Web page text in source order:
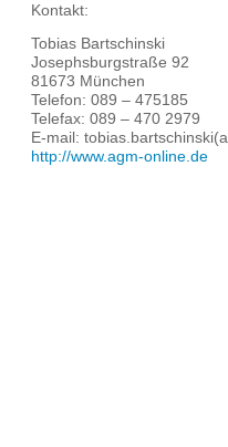
Kontakt:
Tobias Bartschinski
Josephsburgstraße 92
81673 München
Telefon: 089 – 475185
Telefax: 089 – 470 2979
E-mail:
http://www.agm-online.de